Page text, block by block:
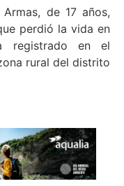
de 17 años,
perdió la vida en
registrado en el
rural del distrito